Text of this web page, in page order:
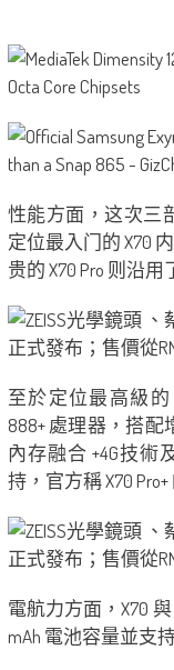
性能方面，这次三
定位最入门的 X70
贵的 X70 Pro 则沿用
至於定位最高級的
888+ 處理器，搭配
內存融合 +4G技術
持，官方稱 X70
電航力方面，X70 與
mAh 電池容量並支